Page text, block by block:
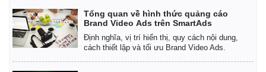
Tổng quan về hình thức quảng cáo
Brand Video Ads trên SmartAds
Định nghĩa, vị trí hiển thị, quy cách nội dung,
cách thiết lập và tối ưu Brand Video Ads.